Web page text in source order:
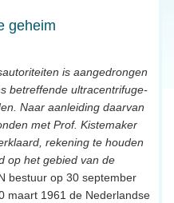
geheim
is aangedrongen
betreffende ultracentrifuge-
Naar aanleiding daarvan
met Prof. Kistemaker
rekening te houden
op het gebied van de
bestuur op 30 september
maart 1961 de Nederlandse